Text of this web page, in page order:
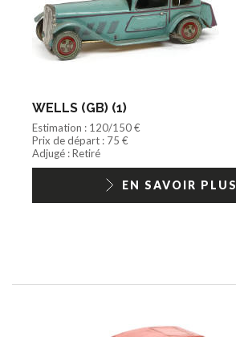
WELLS (GB) (1)
Estimation : 120/150 €
Prix de départ : 75 €
Adjugé : Retiré
EN SAVOIR PLUS